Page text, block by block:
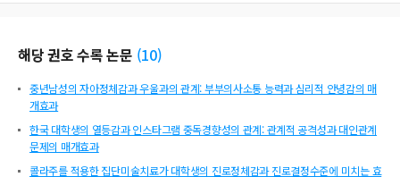
해당 권호 수록 논문 (10)
중년남성의 자아정체감과 우울과의 관계: 부부의사소통 능력과 심리적 안녕감의 매
개효과
한국 대학생의 열등감과 인스타그램 중독경향성의 관계: 관계적 공격성과 대인관계
문제의 매개효과
콜라주를 적용한 집단미술치료가 대학생의 진로정체감과 진로결정수준에 미치는 효